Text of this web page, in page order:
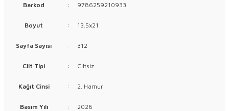
Barkod : 9786259210933
Boyut : 13.5x21
Sayfa Sayısı : 312
Cilt Tipi : Ciltsiz
Kağıt Cinsi : 2. Hamur
Basım Yılı : 2026